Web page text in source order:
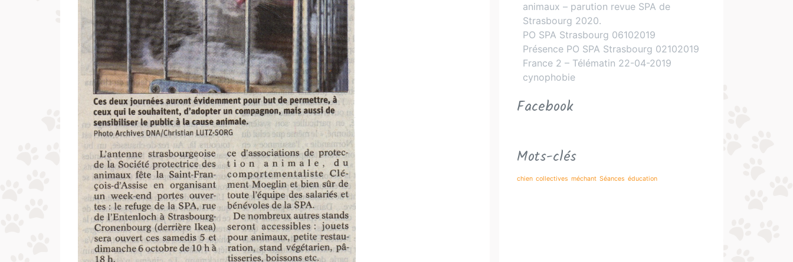
animaux – parution revue SPA de
Strasbourg 2020.
PO SPA Strasbourg 06102019
Présence PO SPA Strasbourg 02102019
France 2 – Télématin 22-04-2019
cynophobie
Facebook
Mots-clés
chien collectives méchant Séances éducation